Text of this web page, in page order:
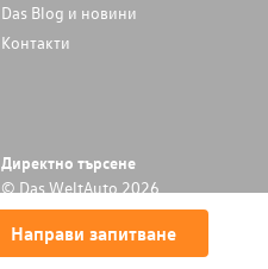
Направи запитване
Das Blog и новини
Контакти
Директно търсене
© Das WeltAuto 2026